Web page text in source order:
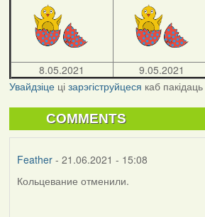
8.05.2021 9.05.2021
Увайдзіцеці зарэгіструйцеся каб
COMMENTS
Feather- 21.06.2021 - 15:08
Кольцевание отменили.